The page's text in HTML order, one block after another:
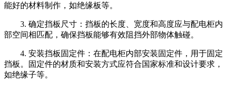
能好的材料制作，如绝缘板等。
3. 确定挡板尺寸：挡板的长度、宽度和高度应与配电柜内
部空间相匹配，确保挡板能够有效阻挡外部物体触碰。
4. 安装挡板固定件：在配电柜内部安装固定件，用于固定
挡板。固定件的材质和安装方式应符合国家标准和设计要求，
如绝缘子等。